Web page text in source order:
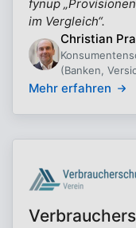
fynup
im Vergleich“.
Christian
(Banken,
Mehr erfahren